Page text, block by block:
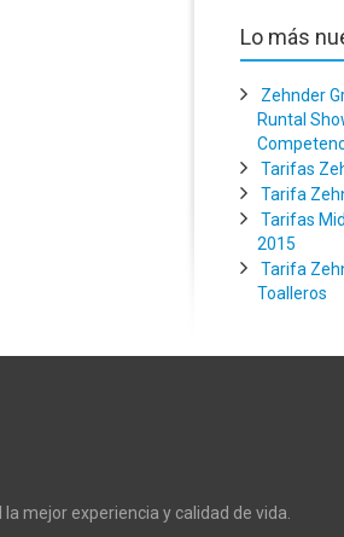
Lo más
Zehnder
Runtal
Tarifas
Tarifa
Tarifas
2015
Tarifa
Toalleros
mejor experiencia y calidad de vida.